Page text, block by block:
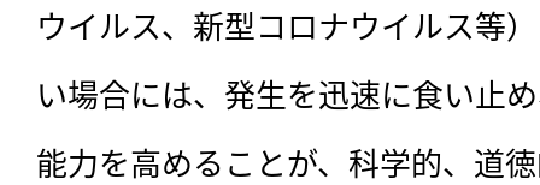
ウイルス、新型コロナウイルス等
い場合には、発生を迅速に食い止
能力を高めることが、科学的、道